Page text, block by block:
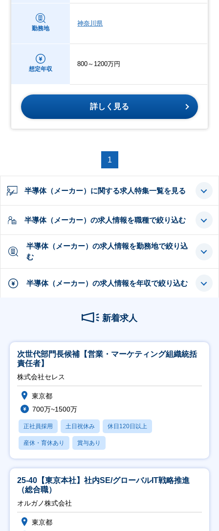
勤務地
神奈川県
想定年収
800～1200万円
詳しく見る
1
半導体（メーカー）に関する求人特集一覧を見る
半導体（メーカー）の求人情報を職種で絞り込む
半導体（メーカー）の求人情報を勤務地で絞り込
む
半導体（メーカー）の求人情報を年収で絞り込む
新着求人
次世代部門長候補【営業・マーケティング組織統括
責任者】
株式会社セレス
東京都
700万~1500万
正社員採用 土日祝休み 休日120日以上
産休・育休あり 賞与あり
25-40【東京本社】社内SE/グローバルIT戦略推進
（総合職）
オルガノ株式会社
東京都